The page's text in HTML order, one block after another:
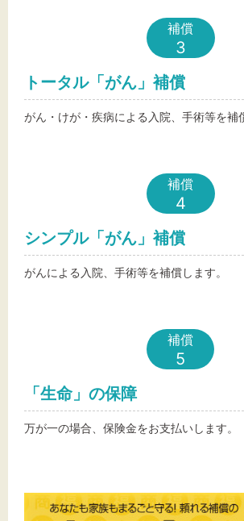
補償
3
トータル「がん」補償
がん・けが・疾病による入院、手術等を補
補償
4
シンプル「がん」補償
がんによる入院、手術等を補償します。
補償
5
「生命」の保障
万が一の場合、保険金をお支払いします。